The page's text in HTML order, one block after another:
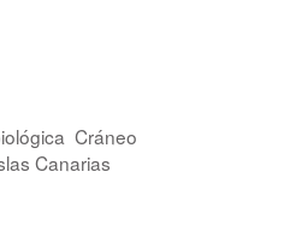
Cráneo
Canarias